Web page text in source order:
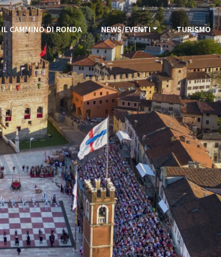
IL CAMMINO DI RONDA NEWS/EVENTI TURISMO